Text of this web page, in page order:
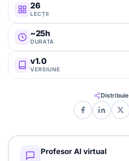
26
LECȚII
~25h
DURATA
v1.0
VERSIUNE
Distribuie
Profesor AI virtual